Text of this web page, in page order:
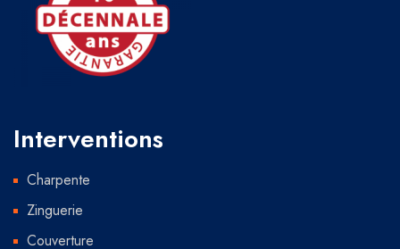
Interventions
Charpente
Zinguerie
Couverture